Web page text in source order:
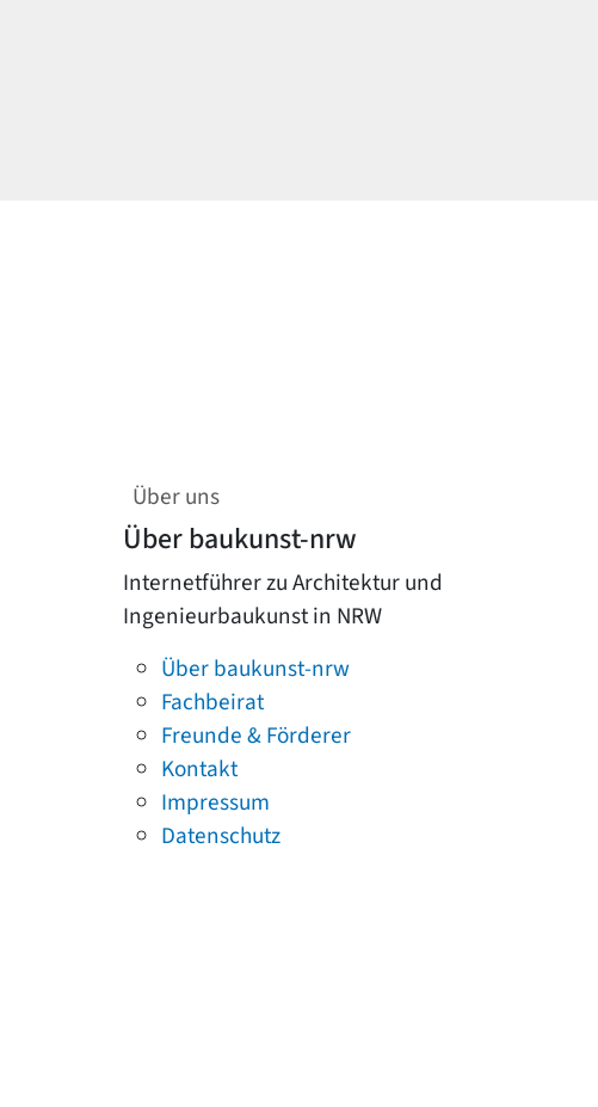
Über uns
Über baukunst-nrw
Internetführer zu Architektur und
Ingenieurbaukunst in NRW
Über baukunst-nrw
Fachbeirat
Freunde & Förderer
Kontakt
Impressum
Datenschutz